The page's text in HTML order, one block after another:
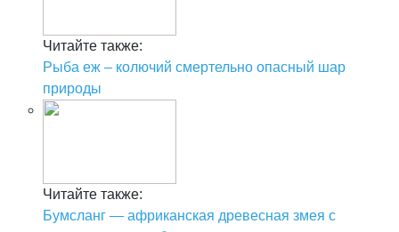
Читайте также:
Рыба еж – колючий смертельно опасный шар
природы
Читайте также:
Бумсланг — африканская древесная змея с